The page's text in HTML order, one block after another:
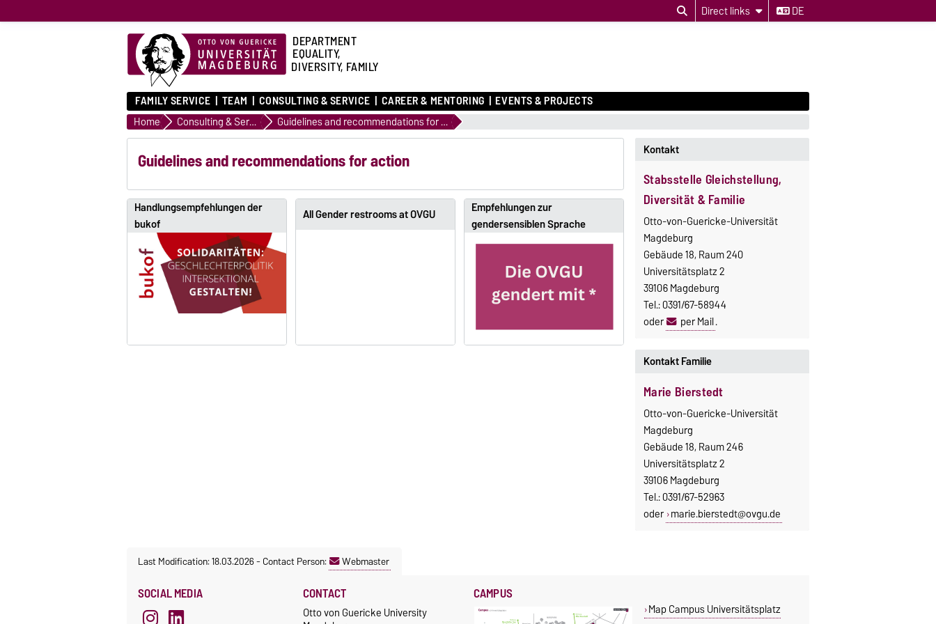
Direct links DE
DEPARTMENT
EQUALITY,
DIVERSITY, FAMILY
FAMILY SERVICE TEAM CONSULTING & SERVICE CAREER & MENTORING EVENTS & PROJECTS
Home Consulting & Service Guidelines and recommendations for action
Guidelines and recommendations for action
Handlungsempfehlungen der
bukof
All Gender restrooms at OVGU
Empfehlungen zur
gendersensiblen Sprache
Kontakt
Stabsstelle Gleichstellung,
Diversität & Familie
Otto-von-Guericke-Universität
Magdeburg
Gebäude 18, Raum 240
Universitätsplatz 2
39106 Magdeburg
Tel.: 0391/67-58944
oder
per Mail.
Kontakt Familie
Marie Bierstedt
Otto-von-Guericke-Universität
Magdeburg
Gebäude 18, Raum 246
Universitätsplatz 2
39106 Magdeburg
Tel.: 0391/67-52963
oder marie.bierstedt@ovgu.de
Last Modification: 18.03.2026-Contact Person: Webmaster
SOCIAL MEDIA CONTACT
Otto von Guericke University
CAMPUS
Map Campus Universitätsplatz